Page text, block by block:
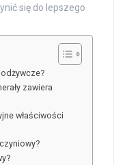
się do lepszego
zawiera
właściwości